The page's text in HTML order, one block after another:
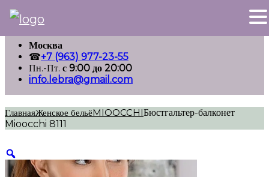
Перейти
содержимому
Москва
☎+7 (963) 977-23-55
Пн.-Пт. с 9:00 до 20:00
info.lebra@gmail.com
ГлавнаяЖенское бельёMIOOCCHIБюстгальтер-балконет
Mioocchi 8111